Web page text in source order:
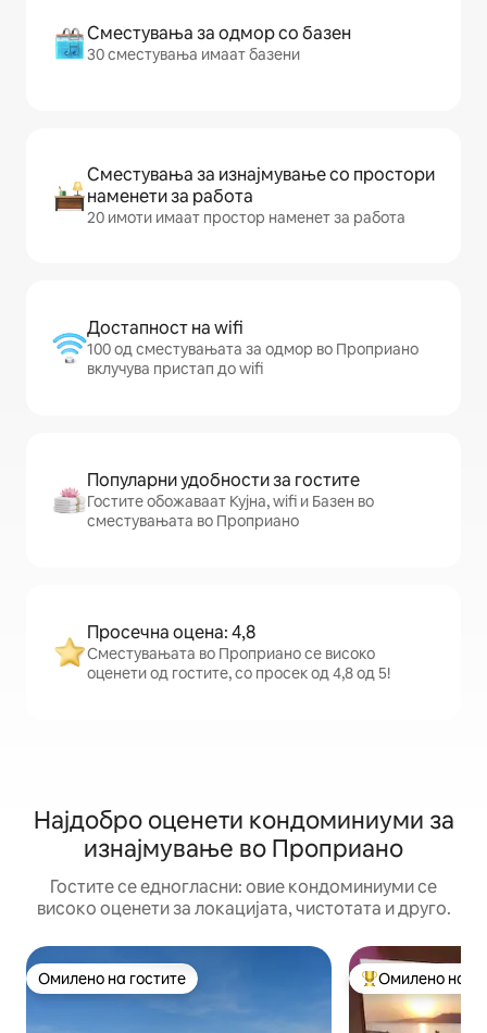
Сместувања за одмор со базен
30 сместувања имаат базени
Сместувања за изнајмување со простори
наменети за работа
20 имоти имаат простор наменет за работа
Достапност на wifi
100 од сместувањата за одмор во Проприано
вклучува пристап до wifi
Популарни удобности за гостите
Гостите обожаваат Кујна, wifi и Базен во
сместувањата во Проприано
Просечна оцена: 4,8
Сместувањата во Проприано се високо
оценети од гостите, со просек од 4,8 од 5!
Најдобро оценети кондоминиуми за
изнајмување во Проприано
Гостите се едногласни: овие кондоминиуми се
високо оценети за локацијата, чистотата и друго.
Омилено на гостите
Омилено на гостите Меѓу
Омилено на